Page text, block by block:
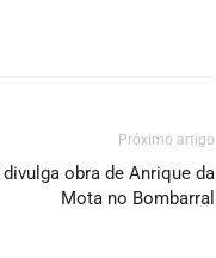
Próximo artigo
obra de Anrique da
Mota no Bombarral